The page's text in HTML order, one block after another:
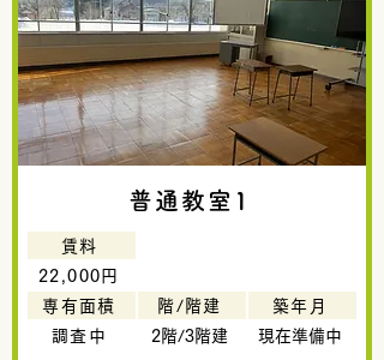
普通教室1
築年月
調査中
2階/3階建
22,000円
現在準備中
階/階建
専有面積
賃料